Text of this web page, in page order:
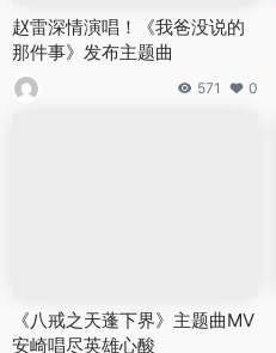
赵雷深情演唱！《我爸没说的
那件事》发布主题曲
571 0
《八戒之天蓬下界》主题曲MV
安崎唱尽英雄心酸